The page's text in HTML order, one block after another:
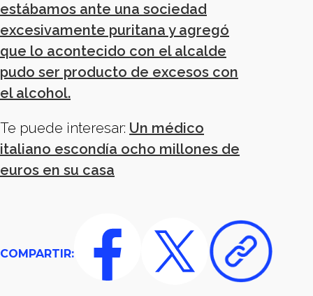
estábamos ante una sociedad
excesivamente puritana y agregó
que lo acontecido con el alcalde
pudo ser producto de excesos con
el alcohol.
Te puede interesar: Un médico
italiano escondía ocho millones de
euros en su casa
COMPARTIR: